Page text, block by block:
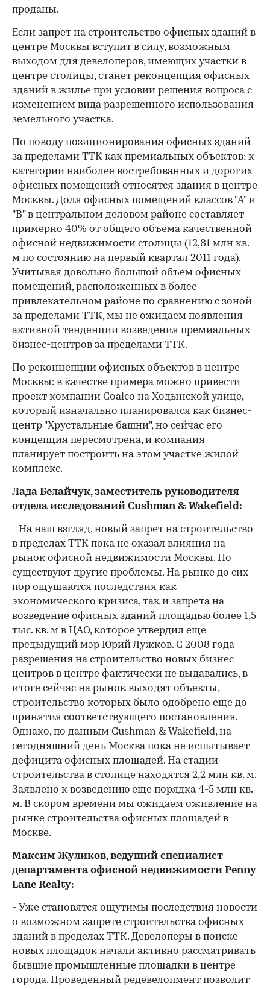
проданы.
Если запрет на строительство офисных зданий в
центре Москвы вступит в силу, возможным
выходом для девелоперов, имеющих участки в
центре столицы, станет реконцепция офисных
зданий в жилье при условии решения вопроса с
изменением вида разрешенного использования
земельного участка.
По поводу позиционирования офисных зданий
за пределами ТТК как премиальных объектов: к
категории наиболее востребованных и дорогих
офисных помещений относятся здания в центре
Москвы. Доля офисных помещений классов "А" и
"В" в центральном деловом районе составляет
примерно 40% от общего объема качественной
офисной недвижимости столицы (12,81 млн кв.
м по состоянию на первый квартал 2011 года).
Учитывая довольно большой объем офисных
помещений, расположенных в более
привлекательном районе по сравнению с зоной
за пределами ТТК, мы не ожидаем появления
активной тенденции возведения премиальных
бизнес-центров за пределами ТТК.
По реконцепции офисных объектов в центре
Москвы: в качестве примера можно привести
проект компании Coalco на Ходынской улице,
который изначально планировался как бизнес-
центр "Хрустальные башни", но сейчас его
концепция пересмотрена, и компания
планирует построить на этом участке жилой
комплекс.
Лада Белайчук, заместитель руководителя
отдела исследований Cushman & Wakefield:
- На наш взгляд, новый запрет на строительство
в пределах ТТК пока не оказал влияния на
рынок офисной недвижимости Москвы. Но
существуют другие проблемы. На рынке до сих
пор ощущаются последствия как
экономического кризиса, так и запрета на
возведение офисных зданий площадью более 1,5
тыс. кв. м в ЦАО, которое утвердил еще
предыдущий мэр Юрий Лужков. С 2008 года
разрешения на строительство новых бизнес-
центров в центре фактически не выдавались, в
итоге сейчас на рынок выходят объекты,
строительство которых было одобрено еще до
принятия соответствующего постановления.
Однако, по данным Cushman & Wakefield, на
сегодняшний день Москва пока не испытывает
дефицита офисных площадей. На стадии
строительства в столице находятся 2,2 млн кв. м.
Заявлено к возведению еще порядка 4-5 млн кв.
м. В скором времени мы ожидаем оживление на
рынке строительства офисных площадей в
Москве.
Максим Жуликов, ведущий специалист
департамента офисной недвижимости Penny
Lane Realty:
- Уже становятся ощутимы последствия новости
о возможном запрете строительства офисных
зданий в пределах ТТК. Девелоперы в поиске
новых площадок начали активно рассматривать
бывшие промышленные площадки в центре
города. Проведенный редевелопмент позволит